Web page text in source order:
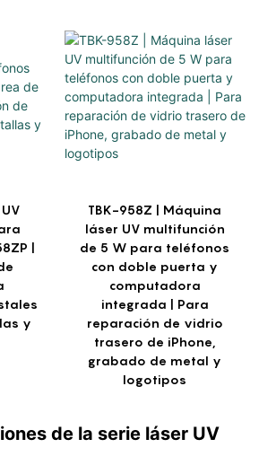
|
y
TBK-958Z | Máquina
láser UV multifunción
de 5 W para teléfonos
con doble puerta y
computadora
integrada | Para
reparación de vidrio
trasero de iPhone,
grabado de metal y
logotipos
de la serie láser UV